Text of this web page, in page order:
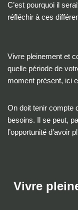
C’est pourquoi il
réfléchir à ces
Vivre pleinement et
quelle période de
moment présent, ici
On doit tenir compte
besoins. Il se peut,
l’opportunité d’avoir
Vivre